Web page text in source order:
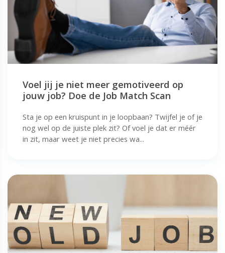
Voel jij je niet meer gemotiveerd op
jouw job? Doe de Job Match Scan
Sta je op een kruispunt in je loopbaan? Twijfel je of je
nog wel op de juiste plek zit? Of voel je dat er méér
in zit, maar weet je niet precies wa...